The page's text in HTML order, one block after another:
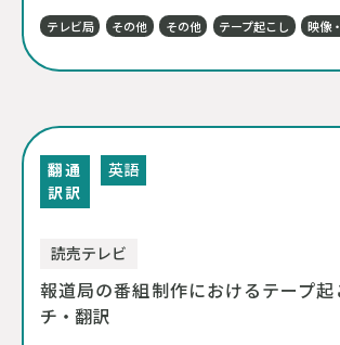
テレビ局 その他 その他 テープ起こし 映像
翻
訳
通
訳
英語
読売テレビ
報道局の番組制作におけるテープ起
チ・翻訳